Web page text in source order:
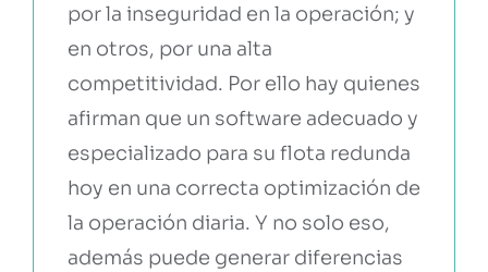
por la inseguridad en la operación; y
en otros, por una alta
competitividad. Por ello hay quienes
afirman que un software adecuado y
especializado para su flota redunda
hoy en una correcta optimización de
la operación diaria. Y no solo eso,
además puede generar diferencias